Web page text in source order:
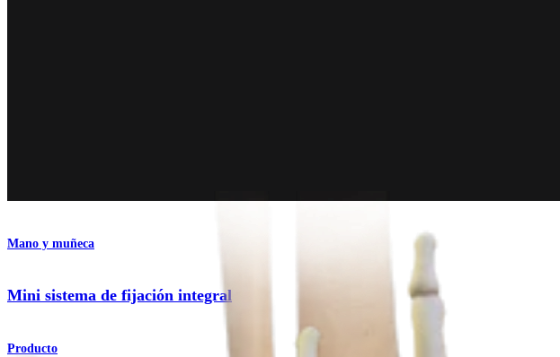
Mano y muñeca
Mini sistema de fijación integral
Producto